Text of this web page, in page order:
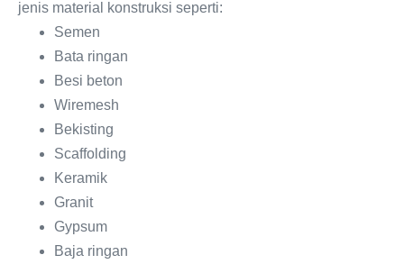
jenis material konstruksi seperti:
Semen
Bata ringan
Besi beton
Wiremesh
Bekisting
Scaffolding
Keramik
Granit
Gypsum
Baja ringan